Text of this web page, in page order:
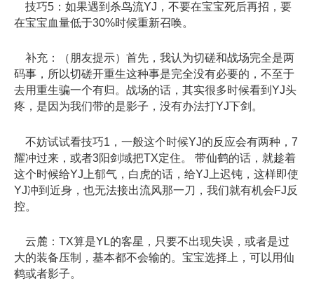
技巧5：如果遇到杀鸟流YJ，不要在宝宝死后再招，要
在宝宝血量低于30%时候重新召唤。
补充：（朋友提示）首先，我认为切磋和战场完全是两
码事，所以切磋开重生这种事是完全没有必要的，不至于
去用重生骗一个有归。战场的话，其实很多时候看到YJ头
疼，是因为我们带的是影子，没有办法打YJ下剑。
不妨试试看技巧1，一般这个时候YJ的反应会有两种，7
耀冲过来，或者3阳剑域把TX定住。 带仙鹤的话，就趁着
这个时候给YJ上郁气，白虎的话，给YJ上迟钝，这样即使
YJ冲到近身，也无法接出流风那一刀，我们就有机会FJ反
控。
云麓：TX算是YL的客星，只要不出现失误，或者是过
大的装备压制，基本都不会输的。宝宝选择上，可以用仙
鹤或者影子。